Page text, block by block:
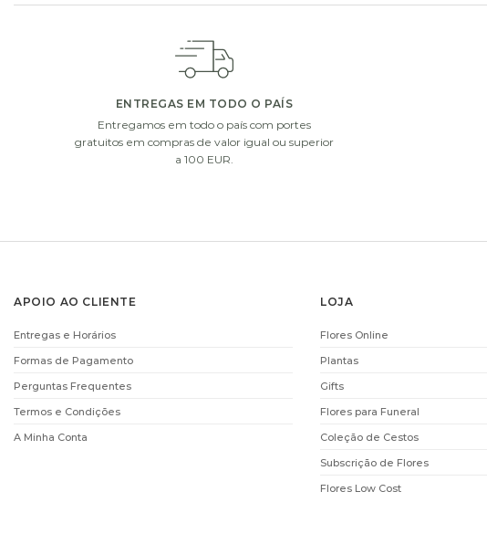
ADICIONE UM PEQUENO EXTRA À SUA OFERTA
Escolha um de nossos presentes extras. Complete a sua oferta com
i
DECOFLORALIA
€15.90
DECOFLORALIA
€
ENTREGAS EM TODO O PAÍS
Entregamos em todo o país com portes
gratuitos em compras de valor igual ou superior
a 100 EUR.
APOIO AO CLIENTE
Entregas e Horários
Formas de Pagamento
Perguntas Frequentes
Termos e Condições
A Minha Conta
LOJA
Flores Online
Plantas
Gifts
Flores para Funeral
Coleção de Cestos
Subscrição de Flores
Flores Low Cost